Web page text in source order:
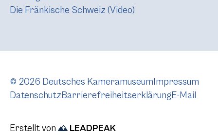
Die Fränkische Schweiz (Video)
© 2026 Deutsches Kameramuseum Impressum
DatenschutzBarrierefreiheitserklärungE-Mail
Erstellt von LEADPEAK